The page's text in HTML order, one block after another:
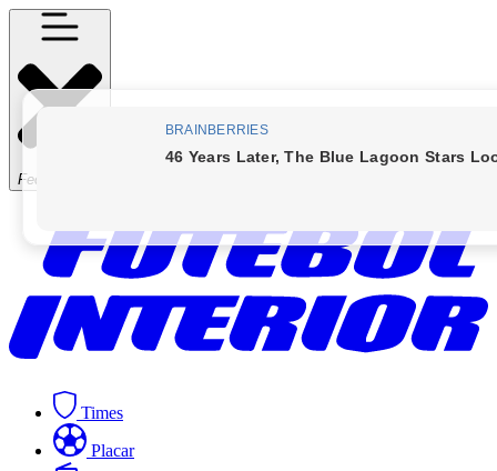
Fechar Menu
Times
Placar